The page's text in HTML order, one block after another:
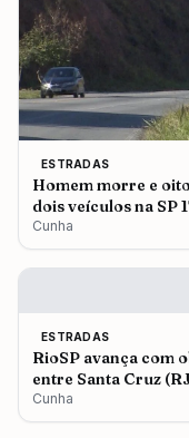
ESTRADAS
Homem morre e
dois veículos na SP
Cunha
ESTRADAS
RioSP avança com
entre Santa Cruz
Cunha